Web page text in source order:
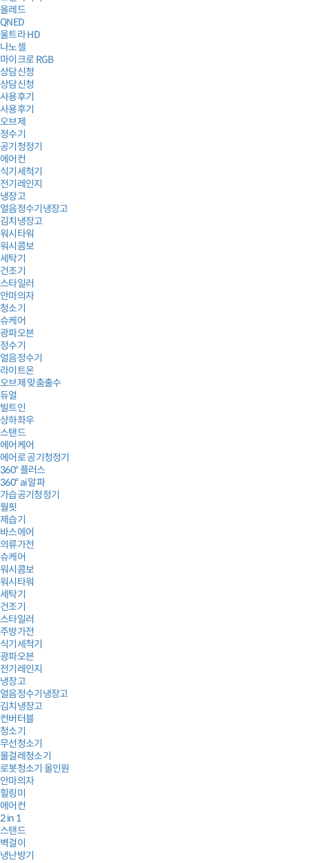
올레드
QNED
울트라 HD
나노셀
마이크로 RGB
상담신청
상담신청
사용후기
사용후기
오브제
정수기
공기청정기
에어컨
식기세척기
전기레인지
냉장고
얼음정수기냉장고
김치냉장고
워시타워
워시콤보
세탁기
건조기
스타일러
안마의자
청소기
슈케어
광파오븐
정수기
얼음정수기
라이트온
오브제 맞춤출수
듀얼
빌트인
상하좌우
스탠드
에어케어
에어로 공기청정기
360° 플러스
360° ai 알파
가습공기청정기
월핏
제습기
바스에어
의류가전
슈케어
워시콤보
워시타워
세탁기
건조기
스타일러
주방가전
식기세척기
광파오븐
전기레인지
냉장고
얼음정수기냉장고
김치냉장고
컨버터블
청소기
무선청소기
물걸레청소기
로봇청소기 올인원
안마의자
힐링미
에어컨
2 in 1
스탠드
벽걸이
냉난방기